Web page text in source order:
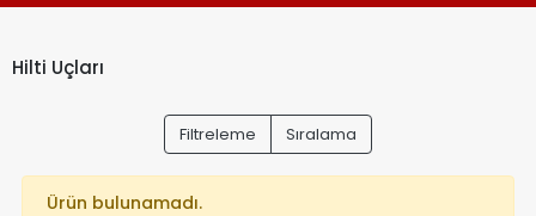
Hilti Uçları
Filtreleme Sıralama
Ürün bulunamadı.